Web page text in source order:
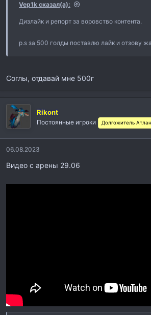
Vep1k сказал(а):
Дизлайк и репорт за воровство контента.
p.s за 500 голды поставлю лайк и отзову
Соглы, отдавай мне 500г
Rikont
Постоянные игроки Долгожитель
06.08.2023
Видео с арены 29.06